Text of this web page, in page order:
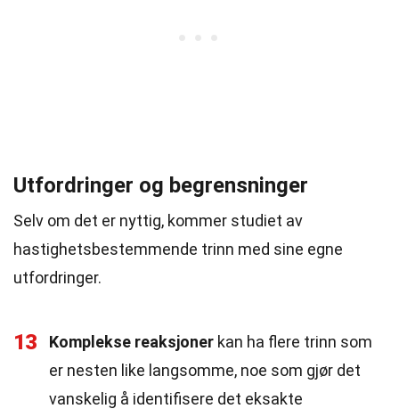
Utfordringer og begrensninger
Selv om det er nyttig, kommer studiet av
hastighetsbestemmende trinn med sine egne
utfordringer.
13 Komplekse reaksjoner kan ha flere trinn som
er nesten like langsomme, noe som gjør det
vanskelig å identifisere det eksakte